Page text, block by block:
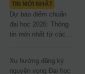
TIN MỚI NHẤT
Dự báo điểm chuẩn
đại học 2026: Thông
tin mới nhất từ các
Xu hướng đăng ký
nguyện vọng Đại học